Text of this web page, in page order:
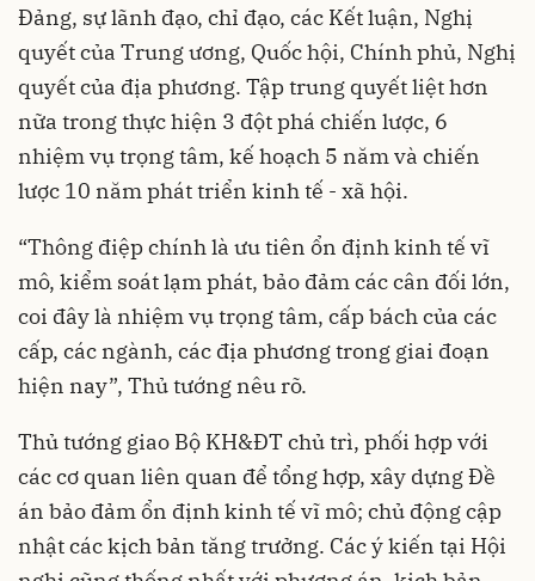
Đảng, sự lãnh đạo, chỉ đạo, các Kết luận, Nghị
quyết của Trung ương, Quốc hội, Chính phủ, Nghị
quyết của địa phương. Tập trung quyết liệt hơn
nữa trong thực hiện 3 đột phá chiến lược, 6
nhiệm vụ trọng tâm, kế hoạch 5 năm và chiến
lược 10 năm phát triển kinh tế - xã hội.
“Thông điệp chính là ưu tiên ổn định kinh tế vĩ
mô, kiểm soát lạm phát, bảo đảm các cân đối lớn,
coi đây là nhiệm vụ trọng tâm, cấp bách của các
cấp, các ngành, các địa phương trong giai đoạn
hiện nay”, Thủ tướng nêu rõ.
Thủ tướng giao Bộ KH&ĐT chủ trì, phối hợp với
các cơ quan liên quan để tổng hợp, xây dựng Đề
án bảo đảm ổn định kinh tế vĩ mô; chủ động cập
nhật các kịch bản tăng trưởng. Các ý kiến tại Hội